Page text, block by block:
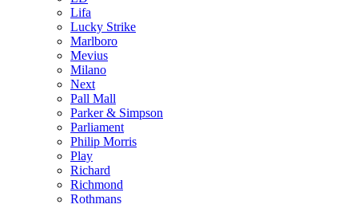
Lifa
Lucky Strike
Marlboro
Mevius
Milano
Next
Pall Mall
Parker & Simpson
Parliament
Philip Morris
Play
Richard
Richmond
Rothmans